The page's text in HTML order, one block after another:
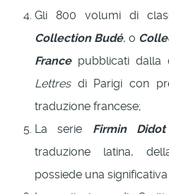
Gli 800 volumi di
Collection Budé, o
Francepubblicati dalla
Lettresdi Parigi con
traduzione francese;
La serie Firmin Didot
traduzione latina,
possiede una